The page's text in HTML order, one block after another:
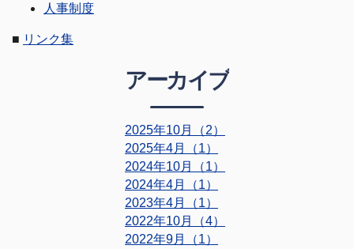
人事制度
■ リンク集
アーカイブ
2025年10月（2）
2025年4月（1）
2024年10月（1）
2024年4月（1）
2023年4月（1）
2022年10月（4）
2022年9月（1）